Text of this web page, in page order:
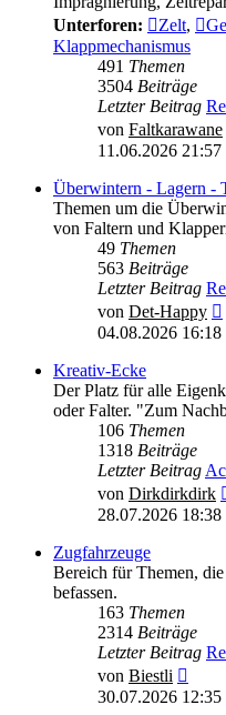
Unterforen:
Zelt,
Klappmechanismus
491 Themen
3504 Beiträge
Letzter Beitrag
von Faltkarawane
11.06.2026 21:57
Überwintern - Lagern -
Themen um die
von Faltern und
49 Themen
563 Beiträge
Letzter Beitrag
von Det-Happy
04.08.2026 16:18
Kreativ-Ecke
Der Platz für alle
oder Falter. "Zum
106 Themen
1318 Beiträge
Letzter Beitrag
von Dirkdirkdirk
28.07.2026 18:38
Zugfahrzeuge
Bereich für Themen,
befassen.
163 Themen
2314 Beiträge
Letzter Beitrag
von Biestli
30.07.2026 12:35